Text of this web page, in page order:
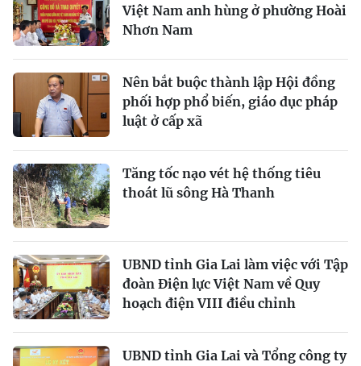
Việt Nam anh hùng ở phường Hoài
Nhơn Nam
Nên bắt buộc thành lập Hội đồng
phối hợp phổ biến, giáo dục pháp
luật ở cấp xã
Tăng tốc nạo vét hệ thống tiêu
thoát lũ sông Hà Thanh
UBND tỉnh Gia Lai làm việc với Tập
đoàn Điện lực Việt Nam về Quy
hoạch điện VIII điều chỉnh
UBND tỉnh Gia Lai và Tổng công ty